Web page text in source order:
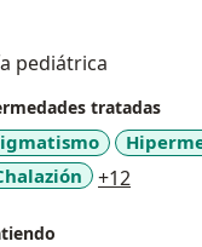
y Estrabismo
pediátrica
tratadas
+12